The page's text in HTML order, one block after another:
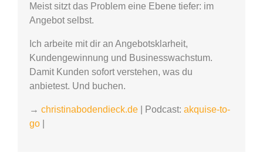
Meist sitzt das Problem eine Ebene tiefer: im
Angebot selbst.
Ich arbeite mit dir an Angebotsklarheit,
Kundengewinnung und Businesswachstum.
Damit Kunden sofort verstehen, was du
anbietest. Und buchen.
→ christinabodendieck.de | Podcast: akquise-to-
go